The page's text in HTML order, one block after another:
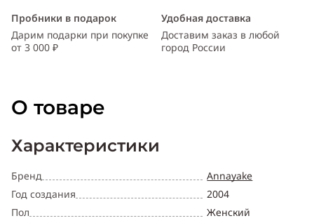
Пробники в подарок
Дарим подарки при покупке
от 3 000 ₽
Удобная доставка
Доставим заказ в любой
город России
О товаре
Характеристики
Бренд
Год создания
Пол
Annayake
2004
Женский